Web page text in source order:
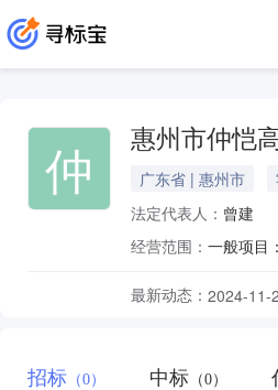
仲 惠州市仲恺
广东省 | 惠州市
法定代表人： 曾建
经营范围：
最新动态： 2024-11-
招标 （0） 中标 （0）